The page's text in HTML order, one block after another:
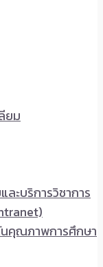
ยม
ะบริการวิชาการ
นคุณภาพการศึกษา